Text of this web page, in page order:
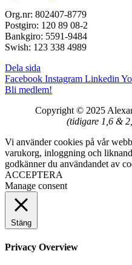
Org.nr: 802407-8779
Postgiro: 120 89 08-2
Bankgiro: 5591-9484
Swish: 123 338 4989
Dela sida
Facebook Instagram Linkedin
Bli medlem!
Copyright © 2025
(tidigare 1,6 &
Vi använder cookies på vår
varukorg, inloggning och
godkänner du användandet av
ACCEPTERA
Manage consent
Stäng
Privacy Overview